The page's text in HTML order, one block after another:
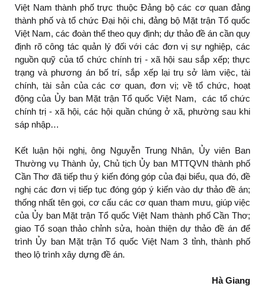
Việt Nam thành phố trực thuộc Đảng bộ các cơ quan đảng
thành phố và tổ chức Đại hội chi, đảng bộ Mặt trận Tổ quốc
Việt Nam, các đoàn thể theo quy định; dự thảo đề án cần quy
định rõ công tác quản lý đối với các đơn vị sự nghiệp, các
nguồn quỹ của tổ chức chính trị - xã hội sau sắp xếp; thực
trạng và phương án bố trí, sắp xếp lại trụ sở làm việc, tài
chính, tài sản của các cơ quan, đơn vị; về tổ chức, hoạt
động của Ủy ban Mặt trận Tổ quốc Việt Nam, các tổ chức
chính trị - xã hội, các hội quần chúng ở xã, phường sau khi
sáp nhập…
Kết luận hội nghị, ông Nguyễn Trung Nhân, Ủy viên Ban
Thường vụ Thành ủy, Chủ tịch Ủy ban MTTQVN thành phố
Cần Thơ đã tiếp thu ý kiến đóng góp của đại biểu, qua đó, đề
nghị các đơn vị tiếp tục đóng góp ý kiến vào dự thảo đề án;
thống nhất tên gọi, cơ cấu các cơ quan tham mưu, giúp việc
của Ủy ban Mặt trận Tổ quốc Việt Nam thành phố Cần Thơ;
giao Tổ soạn thảo chỉnh sửa, hoàn thiện dự thảo đề án để
trình Ủy ban Mặt trận Tổ quốc Việt Nam 3 tỉnh, thành phố
theo lộ trình xây dựng đề án.
Hà Giang